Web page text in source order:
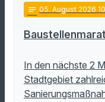
notes 05. August 2026
In den nächste 2
Stadtgebiet